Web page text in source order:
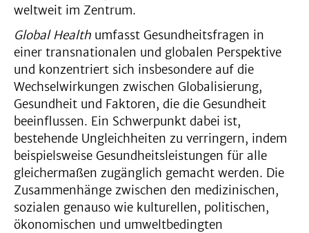
weltweit im Zentrum.
Global Health umfasst Gesundheitsfragen in
einer transnationalen und globalen Perspektive
und konzentriert sich insbesondere auf die
Wechselwirkungen zwischen Globalisierung,
Gesundheit und Faktoren, die die Gesundheit
beeinflussen. Ein Schwerpunkt dabei ist,
bestehende Ungleichheiten zu verringern, indem
beispielsweise Gesundheitsleistungen für alle
gleichermaßen zugänglich gemacht werden. Die
Zusammenhänge zwischen den medizinischen,
sozialen genauso wie kulturellen, politischen,
ökonomischen und umweltbedingten